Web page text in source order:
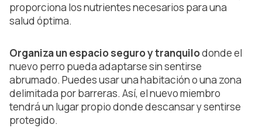
proporciona los nutrientes necesarios para una
salud óptima.
Organiza un espacio seguro y tranquilodonde el
nuevo perro pueda adaptarse sin sentirse
abrumado. Puedes usar una habitación o una zona
delimitada por barreras. Así, el nuevo miembro
tendrá un lugar propio donde descansar y sentirse
protegido.